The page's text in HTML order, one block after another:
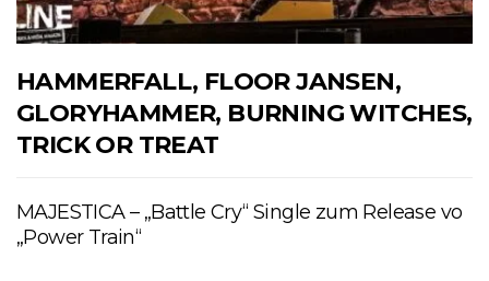
HAMMERFALL, FLOOR JANSEN,
GLORYHAMMER, BURNING WITCHES,
TRICK OR TREAT
MAJESTICA – „Battle Cry“ Single zum Release vo
„Power Train“